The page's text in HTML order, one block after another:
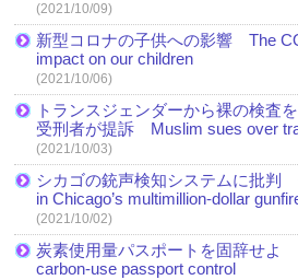
(2021/10/09)
新型コロナの子供への影響 The
impact on our children
(2021/10/06)
トランスジェンダーから裸の検査
受刑者が提訴 Muslim sues over
(2021/10/03)
シカゴの銃声検知システムに批判
in Chicago’s multimillion-dollar
(2021/10/02)
炭素使用量パスポートを固辞せよ
carbon-use passport control